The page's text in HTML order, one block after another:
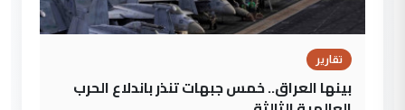
تقارير
بينها العراق.. خمس جبهات تنذر باندلاع الحرب